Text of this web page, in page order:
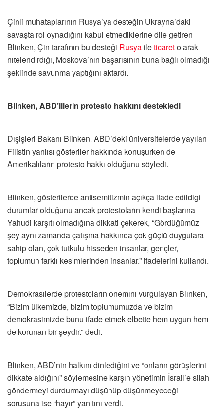
Çinli muhataplarının Rusya’ya desteğin Ukrayna’daki
savaşta rol oynadığını kabul etmediklerine dile getiren
Blinken, Çin tarafının bu desteği Rusya ileticaretolarak
nitelendirdiği, Moskova’nın başarısının buna bağlı olmadığı
şeklinde savunma yaptığını aktardı.
Blinken, ABD’lilerin protesto hakkını destekledi
Dışişleri Bakanı Blinken, ABD’deki üniversitelerde yayılan
Filistin yanlısı gösteriler hakkında konuşurken de
Amerikalıların protesto hakkı olduğunu söyledi.
Blinken, gösterilerde antisemitizmin açıkça ifade edildiği
durumlar olduğunu ancak protestoların kendi başlarına
Yahudi karşıtı olmadığına dikkati çekerek, “Gördüğümüz
şey aynı zamanda çatışma hakkında çok güçlü duygulara
sahip olan, çok tutkulu hisseden insanlar, gençler,
toplumun farklı kesimlerinden insanlar.” ifadelerini kullandı.
Demokrasilerde protestoların önemini vurgulayan Blinken,
“Bizim ülkemizde, bizim toplumumuzda ve bizim
demokrasimizde bunu ifade etmek elbette hem uygun hem
de korunan bir şeydir.” dedi.
Blinken, ABD’nin halkını dinlediğini ve “onların görüşlerini
dikkate aldığını” söylemesine karşın yönetimin İsrail’e silah
göndermeyi durdurmayı düşünüp düşünmeyeceği
sorusuna ise “hayır” yanıtını verdi.